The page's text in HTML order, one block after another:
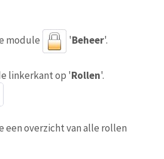
module 'Beheer'.
linkerkant op 'Rollen'.
een overzicht van alle rollen